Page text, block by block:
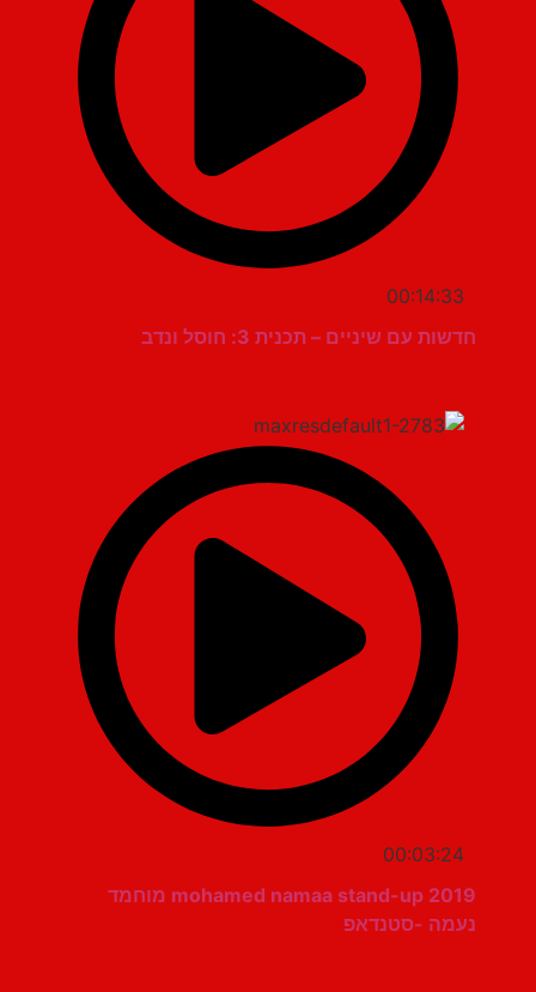
00:14:33
חדשות עם שיניים – תכנית 3: חוסל ונדב
00:03:24
mohamed namaa stand-up 2019 מוחמד
נעמה -סטנדאפ